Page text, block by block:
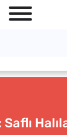
Saflı